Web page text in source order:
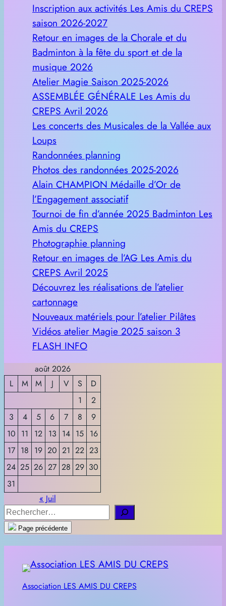
Inscription aux activités Les Amis du CREPS
saison 2026-2027
Retour en images de la Chorale et du
Badminton à la fête du sport et de la
musique 2026
Atelier Magie Saison 2025-2026
ASSEMBLÉE GÉNÉRALE Les Amis du
CREPS Avril 2026
Les concerts des Musicales de la Vallée aux
Loups
Randonnées planning
Photos des randonnées 2025-2026
Alain CHAMPION Médaille d’Or de
l’Engagement associatif
Tournoi de fin d’année 2025 Badminton Les
Amis du CREPS
Photographie planning
Retour en images de l’AG Les Amis du
CREPS Avril 2025
Découvrez les réalisations de l’atelier
cartonnage
Nouveaux matériels pour l’atelier Pilâtes
Vidéos atelier Magie 2025 saison 3
FLASH INFO
août 2026
L
M M J V S
D
1
2
3
4 5 6 7 8
9
10 11 12 13 14 15 16
17 18 19 20 21 22 23
24 25 26 27 28 29 30
31
« Juil
R
e
Page précédente
Association LES AMIS DU CREPS